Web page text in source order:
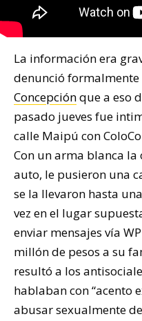
La información era
denunció formalmente
Concepciónque a eso
pasado jueves fue
calle Maipú con
Con un arma blanca
auto, le pusieron una
se la llevaron hasta
vez en el lugar
enviar mensajes vía
millón de pesos a su
resultó a los
hablaban con “acento
abusar sexualmente